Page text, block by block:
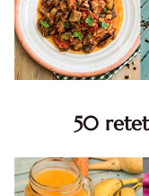
50
minute. Retete